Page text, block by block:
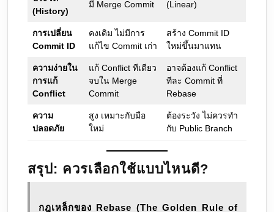
(History)
มี Merge Commit
(Linear)
การเปลี่ยน
Commit ID
คงเดิม ไม่มีการ
แก้ไข Commit เก่า
สร้าง Commit ID
ใหม่ขึ้นมาแทน
ความง่ายใน
การแก้
Conflict
แก้ Conflict ทีเดียว
จบใน Merge
Commit
อาจต้องแก้ Conflict
ทีละ Commit ที่
Rebase
ความ
ปลอดภัย
สูง เหมาะกับมือ
ใหม่
ต้องระวัง ไม่ควรทำ
กับ Public Branch
สรุป: ควรเลือกใช้แบบไหนดี?
กฎเหล็กของ Rebase (The Golden Rule of